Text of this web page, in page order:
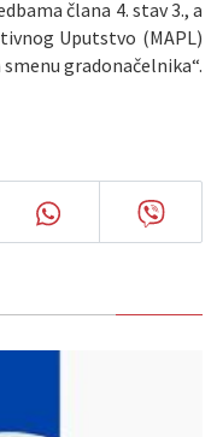
člana 4. stav 3., a
Uputstvo (MAPL)
gradonačelnika“.